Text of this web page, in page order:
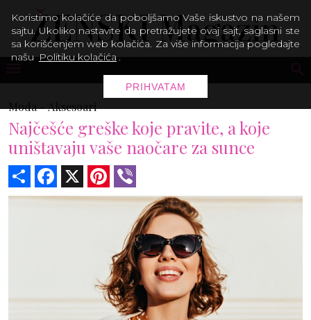
Moda -Aksesoari
Najčešće greške koje pravite, a koje
uništavaju vaše naočare za sunce
Share Facebook Pinterest
Koristimo kolačiće da poboljšamo Vaše iskustvo na našem
sajtu. Ukoliko nastavite da pretražujete ovaj sajt, saglasni ste
sa korišćenjem web kolačića. Za više informacija pogledajte
našu Politiku kolačića .
PRIHVATAM